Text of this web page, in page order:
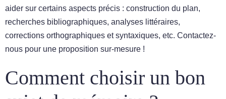
aider sur certains aspects précis : construction du plan,
recherches bibliographiques, analyses littéraires,
corrections orthographiques et syntaxiques, etc. Contactez-
nous pour une proposition sur-mesure !
Comment choisir un bon